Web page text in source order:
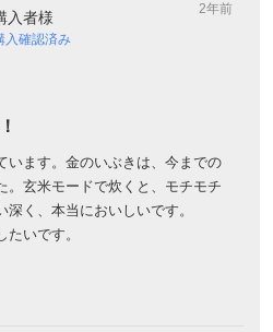
入者様
入確認済み
2年前
います。金のいぶきは、今までの
。玄米モードで炊くと、モチモチ
く、本当においしいです。
いです。
員様限定
しました🎁
がとうございます！
感謝を込めて ／
定 特典クーポン